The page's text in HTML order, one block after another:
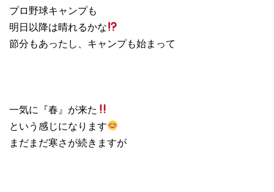
プロ野球キャンプも
明日以降は晴れるかな
節分もあったし、キャンプも始まって
一気に『春』が来た
という感じになります
まだまだ寒さが続きますが